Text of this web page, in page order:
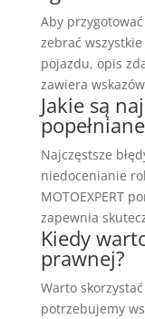
Aby
zebrać
pojazdu, opis
zawiera
Jakie są
Najczęstsze
niedocenianie
MOTOEXPERT
zapewnia
Kiedy
prawnej?
Warto
potrzebujemy